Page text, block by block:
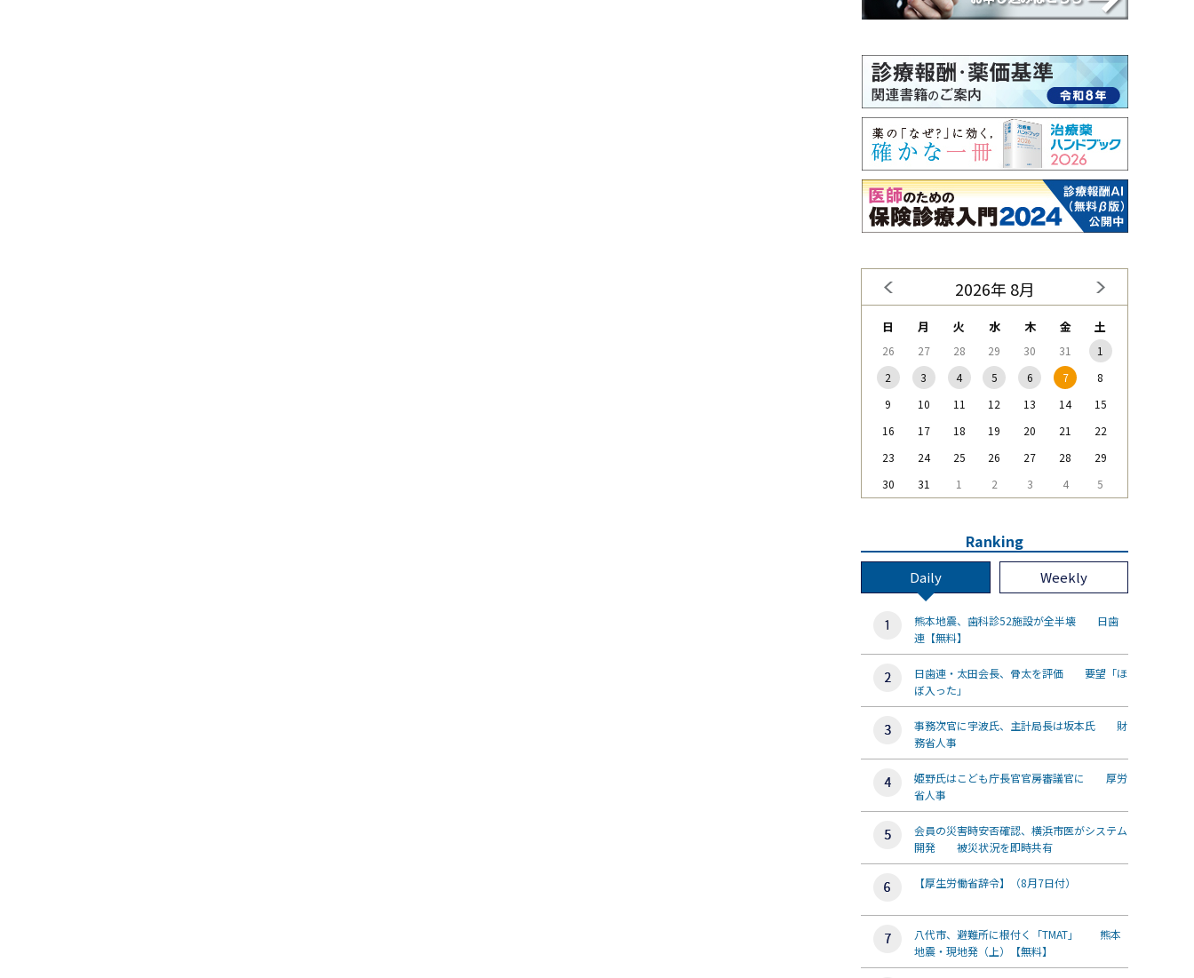
2026年 8月
日 月 火 水 木 金 土
26 27 28 29 30 31
1
2
3 4 5 6 7
8
9
10 11 12 13 14
15
16
17 18 19 20 21
22
23
24 25 26 27 28
29
30
31 1 2 3 4 5
Ranking
Daily Weekly
熊本地震、歯科診52施設が全半壊 日歯
連【無料】
日歯連・太田会長、骨太を評価 要望「ほ
ぼ入った」
事務次官に宇波氏、主計局長は坂本氏 財
務省人事
姫野氏はこども庁長官官房審議官に 厚労
省人事
会員の災害時安否確認、横浜市医がシステム
開発 被災状況を即時共有
【厚生労働省辞令】（8月7日付）
八代市、避難所に根付く「TMAT」 熊本
地震・現地発（上）【無料】